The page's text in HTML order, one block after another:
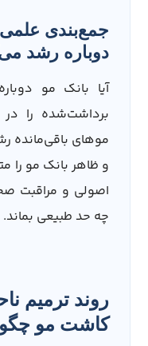
جمع‌بندی علمی
دوباره رشد
آیا بانک مو
برداشت‌شده را
موهای باقی‌مانده
و ظاهر بانک مو را
اصولی و مراقبت
چه حد طبیعی بماند.
روند ترمیم
کاشت مو